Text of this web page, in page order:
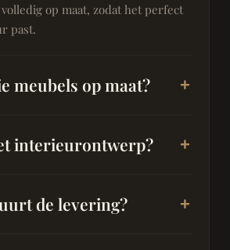
op maat, zodat het perfect
past.
meubels op maat?
interieurontwerp?
de levering?